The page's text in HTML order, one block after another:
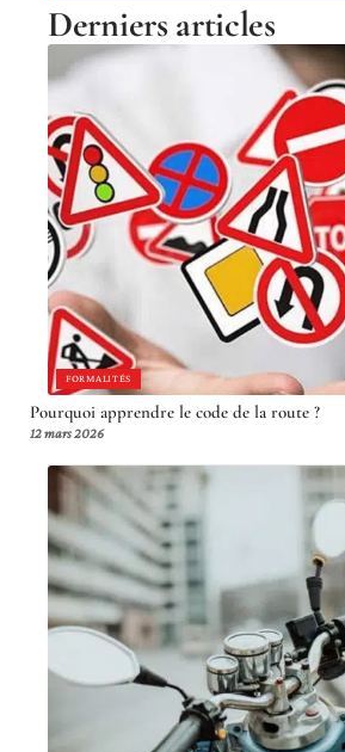
Derniers articles
FORMALITÉS
Pourquoi apprendre le code de la route ?
12 mars 2026